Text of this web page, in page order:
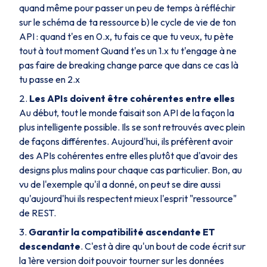
quand même pour passer un peu de temps à réfléchir
sur le schéma de ta ressource b) le cycle de vie de ton
API : quand t'es en 0.x, tu fais ce que tu veux, tu pète
tout à tout moment Quand t'es un 1.x tu t'engage à ne
pas faire de breaking change parce que dans ce cas là
tu passe en 2.x
Les APIs doivent être cohérentes entre elles
Au début, tout le monde faisait son API de la façon la
plus intelligente possible. Ils se sont retrouvés avec plein
de façons différentes. Aujourd'hui, ils préfèrent avoir
des APIs cohérentes entre elles plutôt que d'avoir des
designs plus malins pour chaque cas particulier. Bon, au
vu de l'exemple qu'il a donné, on peut se dire aussi
qu'aujourd'hui ils respectent mieux l'esprit "ressource"
de REST.
Garantir la compatibilité ascendante ET
descendante. C'est à dire qu'un bout de code écrit sur
la 1ère version doit pouvoir tourner sur les données